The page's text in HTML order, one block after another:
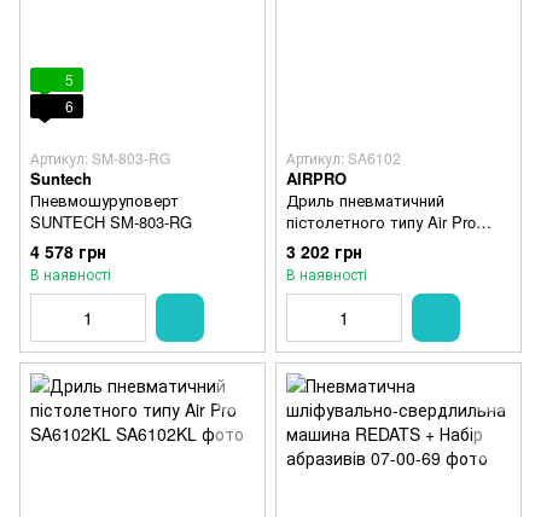
5
6
Артикул: SM-803-RG
Suntech
Пневмошуруповерт
SUNTECH SM-803-RG
4 578 грн
В наявності
Артикул: SA6102
AIRPRO
Дриль пневматичний
пістолетного типу Air Pro
SA6102
3 202 грн
В наявності